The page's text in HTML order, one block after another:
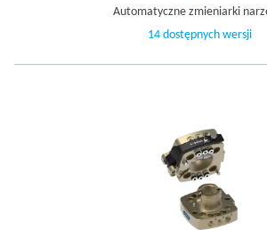
Automatyczne zmieniarki
14 dostępnych wersji